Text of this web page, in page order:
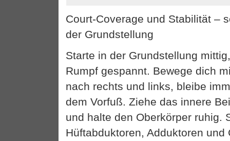
Court-Coverage und Stabilität –
der Grundstellung
Starte in der Grundstellung
Rumpf gespannt. Bewege dich
nach rechts und links, bleibe
dem Vorfuß. Ziehe das innere
und halte den Oberkörper ruhig.
Hüftabduktoren, Adduktoren